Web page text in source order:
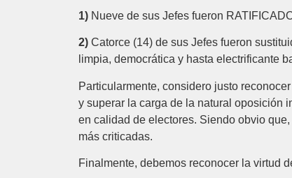
1) Nueve de sus Jefes fueron
2) Catorce (14) de sus Jefes fueron
limpia, democrática y hasta electrificante
Particularmente, considero justo
y superar la carga de la natural oposición
en calidad de electores. Siendo obvio
más criticadas.
Finalmente, debemos reconocer la virtud